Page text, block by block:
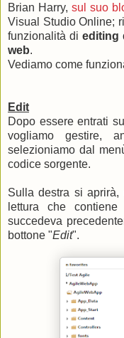
Brian Harry,sul suo
Visual Studio Online;
funzionalità di editing
web.
Vediamo come
Edit
Dopo essere entrati
vogliamo gestire,
selezioniamo dal
codice sorgente.
Sulla destra si
lettura che
succedeva
bottone "Edit".